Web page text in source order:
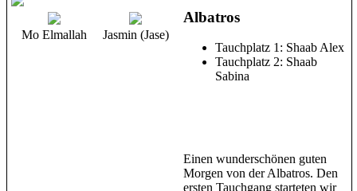
Mo Elmallah Jasmin (Jase)
Albatros
Tauchplatz 1: Shaab Alex
Tauchplatz 2: Shaab
Sabina
Einen wunderschönen guten
Morgen von der Albatros. Den
ersten Tauchgang starteten wir